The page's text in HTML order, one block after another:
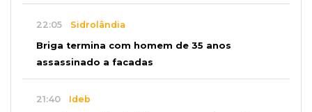
22:05 Sidrolândia
Briga termina com homem de 35 anos
assassinado a facadas
21:40 Ideb